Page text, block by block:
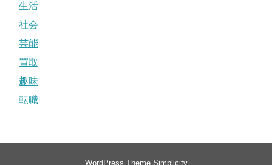
生活
社会
芸能
買取
趣味
転職
WordPress Theme Simplicity